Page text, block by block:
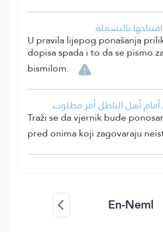
بالبسملة.
U pravila lijepog ponašanja
dopisa spada i to da se pismo
bismilom.
أمام أهل الباطل أمر مطلوب.
Traži se da vjernik bude
pred onima koji zagovaraju
En-Neml